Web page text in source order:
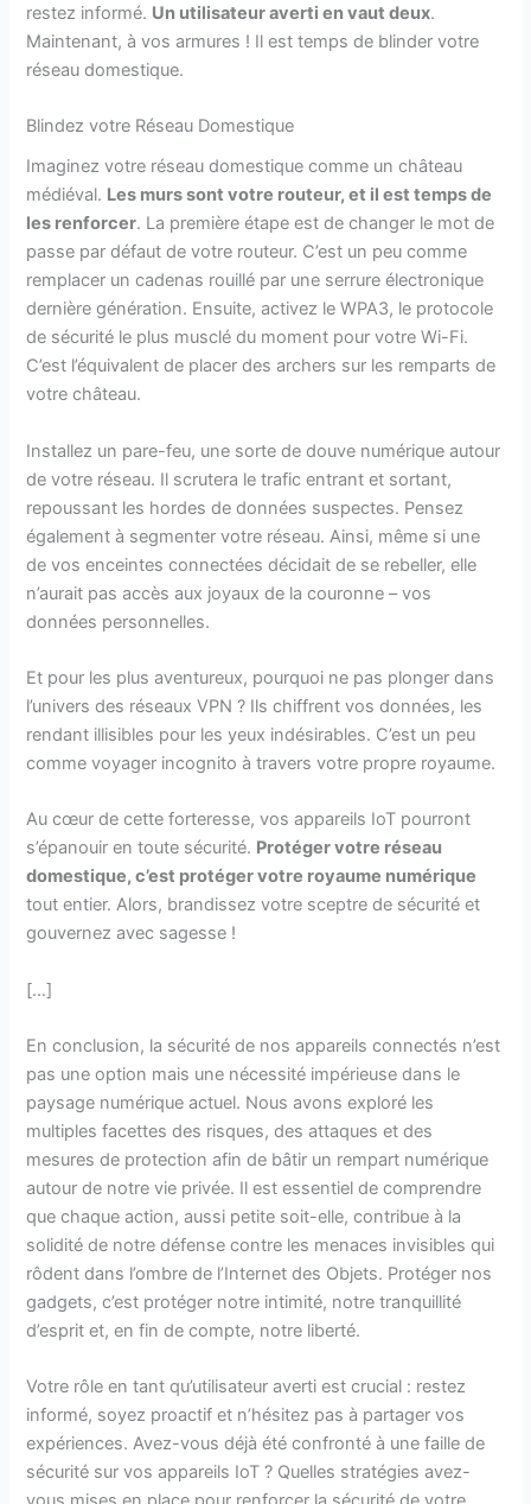
restez informé. Un utilisateur averti en vaut deux.
Maintenant, à vos armures ! Il est temps de blinder votre
réseau domestique.
Blindez votre Réseau Domestique
Imaginez votre réseau domestique comme un château
médiéval. Les murs sont votre routeur, et il est temps de
les renforcer. La première étape est de changer le mot de
passe par défaut de votre routeur. C’est un peu comme
remplacer un cadenas rouillé par une serrure électronique
dernière génération. Ensuite, activez le WPA3, le protocole
de sécurité le plus musclé du moment pour votre Wi-Fi.
C’est l’équivalent de placer des archers sur les remparts de
votre château.
Installez un pare-feu, une sorte de douve numérique autour
de votre réseau. Il scrutera le trafic entrant et sortant,
repoussant les hordes de données suspectes. Pensez
également à segmenter votre réseau. Ainsi, même si une
de vos enceintes connectées décidait de se rebeller, elle
n’aurait pas accès aux joyaux de la couronne – vos
données personnelles.
Et pour les plus aventureux, pourquoi ne pas plonger dans
l’univers des réseaux VPN ? Ils chiffrent vos données, les
rendant illisibles pour les yeux indésirables. C’est un peu
comme voyager incognito à travers votre propre royaume.
Au cœur de cette forteresse, vos appareils IoT pourront
s’épanouir en toute sécurité. Protéger votre réseau
domestique, c’est protéger votre royaume numérique
tout entier. Alors, brandissez votre sceptre de sécurité et
gouvernez avec sagesse !
[…]
En conclusion, la sécurité de nos appareils connectés n’est
pas une option mais une nécessité impérieuse dans le
paysage numérique actuel. Nous avons exploré les
multiples facettes des risques, des attaques et des
mesures de protection afin de bâtir un rempart numérique
autour de notre vie privée. Il est essentiel de comprendre
que chaque action, aussi petite soit-elle, contribue à la
solidité de notre défense contre les menaces invisibles qui
rôdent dans l’ombre de l’Internet des Objets. Protéger nos
gadgets, c’est protéger notre intimité, notre tranquillité
d’esprit et, en fin de compte, notre liberté.
Votre rôle en tant qu’utilisateur averti est crucial : restez
informé, soyez proactif et n’hésitez pas à partager vos
expériences. Avez-vous déjà été confronté à une faille de
sécurité sur vos appareils IoT ? Quelles stratégies avez-